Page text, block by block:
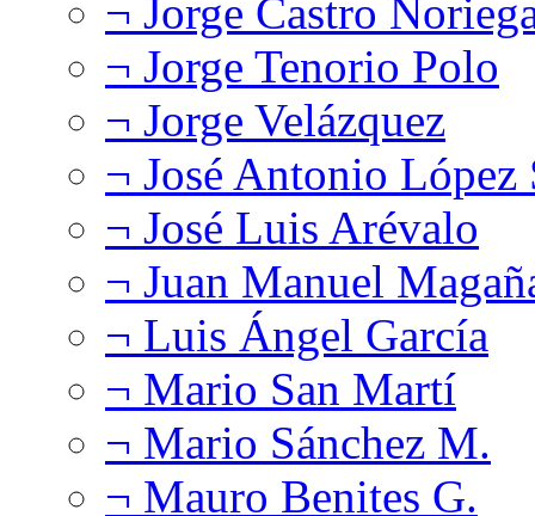
¬ Jorge Castro
¬ Jorge Tenorio Polo
¬ Jorge Velázquez
¬ José Antonio López
¬ José Luis Arévalo
¬ Juan Manuel
¬ Luis Ángel García
¬ Mario San Martí
¬ Mario Sánchez M.
¬ Mauro Benites G.